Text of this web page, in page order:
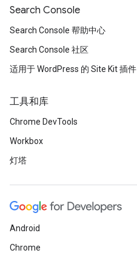
Search Console
Search Console 帮助中心
Search Console 社区
适用于 WordPress 的 Site Kit 插件
工具和库
Chrome DevTools
Workbox
灯塔
Android
Chrome